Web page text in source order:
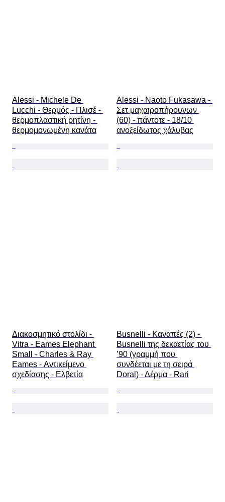
Alessi - Michele De
Lucchi - Θερμός - Πλισέ -
θερμοπλαστική ρητίνη -
θερμομονωμένη κανάτα
Alessi - Naoto Fukasawa -
Σετ μαχαιροπήρουνων
(60) - πάντοτε - 18/10
ανοξείδωτος χάλυβας
Διακοσμητικό στολίδι -
Vitra - Eames Elephant
Small - Charles & Ray
Eames - Αντικείμενο
σχεδίασης - Ελβετία
Busnelli - Καναπές (2) -
Busnelli της δεκαετίας του
’90 (γραμμή που
συνδέεται με τη σειρά
Doral) - Δέρμα - Rari